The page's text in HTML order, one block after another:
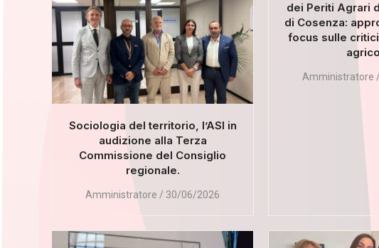
Sociologia del territorio, l’ASI in
audizione alla Terza
Commissione del Consiglio
regionale.
Amministratore 30/06/2026
dei Periti Agrari
di Cosenza:
focus sulle
Amministratore